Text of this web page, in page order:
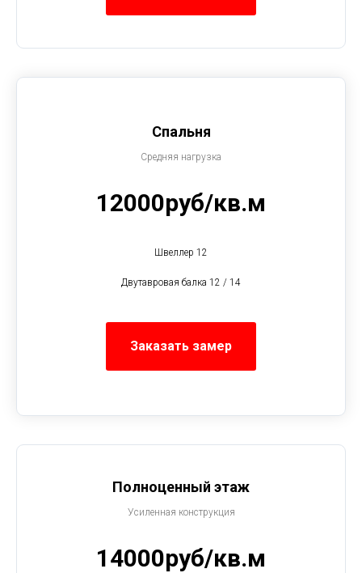
Спальня
Средняя нагрузка
12000руб/кв.м
Швеллер 12
Двутавровая балка 12 / 14
Заказать замер
Полноценный этаж
Усиленная конструкция
14000руб/кв.м